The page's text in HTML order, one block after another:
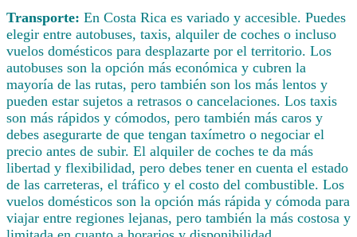
Transporte: En Costa Rica es variado y accesible. Puedes
elegir entre autobuses, taxis, alquiler de coches o incluso
vuelos domésticos para desplazarte por el territorio. Los
autobuses son la opción más económica y cubren la
mayoría de las rutas, pero también son los más lentos y
pueden estar sujetos a retrasos o cancelaciones. Los taxis
son más rápidos y cómodos, pero también más caros y
debes asegurarte de que tengan taxímetro o negociar el
precio antes de subir. El alquiler de coches te da más
libertad y flexibilidad, pero debes tener en cuenta el estado
de las carreteras, el tráfico y el costo del combustible. Los
vuelos domésticos son la opción más rápida y cómoda para
viajar entre regiones lejanas, pero también la más costosa y